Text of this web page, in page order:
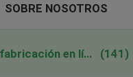
SOBRE NOSOTROS
stenter finishing machine fabricación en línea (141)